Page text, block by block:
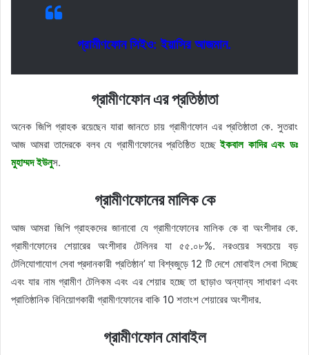
গ্রামীণফোন সিইও: ইয়াসির আজমান.
গ্রামীণফোন এর প্রতিষ্ঠাতা
অনেক জিপি গ্রাহক রয়েছেন যারা জানতে চায় গ্রামীণফোন এর প্রতিষ্ঠাতা কে. সুতরাং
আজ আমরা তাদেরকে বলব যে গ্রামীণফোনের প্রতিষ্ঠিত হচ্ছেইকবাল কাদির এবং ডঃ
মুহাম্মদ ইউনুস.
গ্রামীণফোনের মালিক কে
আজ আমরা জিপি গ্রাহকদের জানাবো যে গ্রামীণফোনের মালিক কে বা অংশীদার কে.
গ্রামীণফোনের শেয়ারের অংশীদার টেলিনর যা ৫৫.০৮%. নরওয়ের সবচেয়ে বড়
টেলিযোগাযোগ সেবা প্রদানকারী প্রতিষ্ঠান’ যা বিশ্বজুড়ে 12 টি দেশে মোবাইল সেবা দিচ্ছে
এবং যার নাম গ্রামীণ টেলিকম এবং এর শেয়ার হচ্ছে তা ছাড়াও অন্যান্য সাধারণ এবং
প্রাতিষ্ঠানিক বিনিয়োগকারী গ্রামীণফোনের বাকি 10 শতাংশ শেয়ারের অংশীদার.
গ্রামীণফোন মোবাইল